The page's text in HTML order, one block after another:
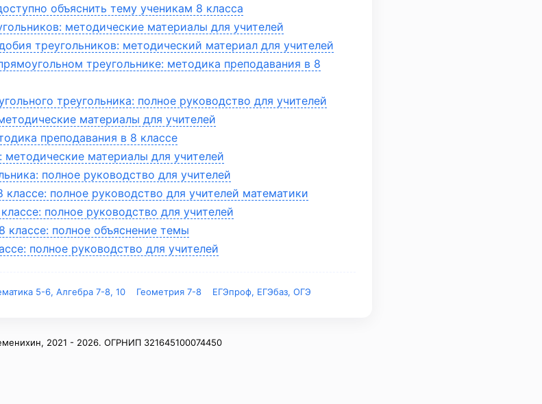
объяснить тему ученикам 8 класса
методические материалы для учителей
треугольников: методический материал для учителей
треугольнике: методика преподавания в 8
треугольника: полное руководство для учителей
материалы для учителей
преподавания в 8 классе
методические материалы для учителей
полное руководство для учителей
полное руководство для учителей математики
полное руководство для учителей
полное объяснение темы
полное руководство для учителей
5-6, Алгебра 7-8, 10 Геометрия 7-8 ЕГЭпроф, ЕГЭбаз, ОГЭ
2021 - 2026. ОГРНИП 321645100074450